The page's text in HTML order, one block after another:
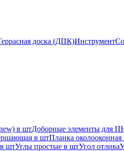
доска (ДПК)Инструмент
в штДоборные элементы для
в штПланка околооконная
штУглы простые в штУгол отлива